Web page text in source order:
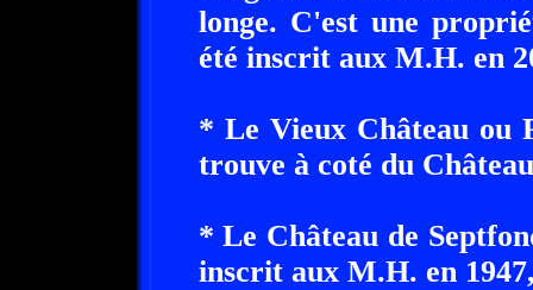
longe. C'est une
été inscrit aux M.H. en
* Le Vieux Château ou
trouve à coté du
* Le Château de
inscrit aux M.H. en